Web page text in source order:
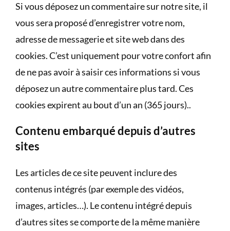
Si vous déposez un commentaire sur notre site, il
vous sera proposé d’enregistrer votre nom,
adresse de messagerie et site web dans des
cookies. C’est uniquement pour votre confort afin
de ne pas avoir à saisir ces informations si vous
déposez un autre commentaire plus tard. Ces
cookies expirent au bout d’un an (365 jours)..
Contenu embarqué depuis d’autres
sites
Les articles de ce site peuvent inclure des
contenus intégrés (par exemple des vidéos,
images, articles…). Le contenu intégré depuis
d’autres sites se comporte de la même manière